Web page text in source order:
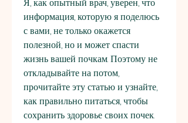
Я, как опытный врач, уверен, что
информация, которую я поделюсь
с вами, не только окажется
полезной, но и может спасти
жизнь вашей почкам. Поэтому не
откладывайте на потом,
прочитайте эту статью и узнайте,
как правильно питаться, чтобы
сохранить здоровье своих почек.